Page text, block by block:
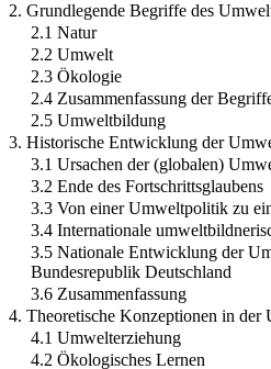
2. Grundlegende Begriffe des
2.1 Natur
2.2 Umwelt
2.3 Ökologie
2.4 Zusammenfassung der
2.5 Umweltbildung
3. Historische Entwicklung der
3.1 Ursachen der (globalen)
3.2 Ende des Fortschrittsglaubens
3.3 Von einer Umweltpolitik zu
3.4 Internationale
3.5 Nationale Entwicklung der
Bundesrepublik Deutschland
3.6 Zusammenfassung
4. Theoretische Konzeptionen in der
4.1 Umwelterziehung
4.2 Ökologisches Lernen